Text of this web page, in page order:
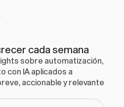
cada semana
sobre automatización,
con IA aplicados a
accionable y relevante